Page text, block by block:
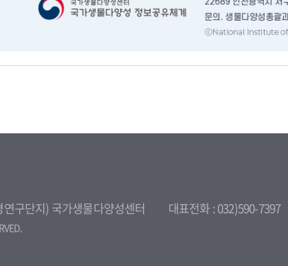
구단지) 국가생물다양성센터 대표전화 : 032)590-7397